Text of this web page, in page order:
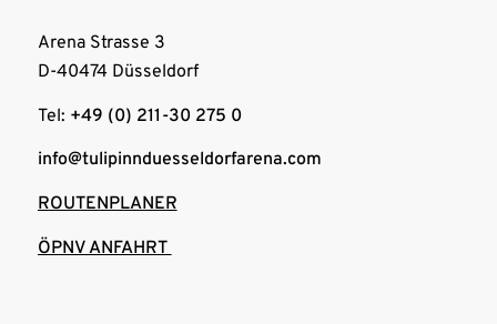
Arena Strasse 3
D-40474 Düsseldorf
Tel: +49 (0) 211-30 275 0
info@tulipinnduesseldorfarena.com
ROUTENPLANER
ÖPNV ANFAHRT